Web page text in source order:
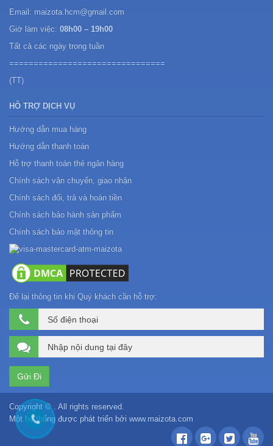
Email: maizota.hcm@gmail.com
Giờ làm việc: 08h00 – 19h00
Tất cả các ngày trong tuần
================================
(TT)
HỖ TRỢ DỊCH VỤ
Hướng dẫn mua hàng
Hướng dẫn thanh toán
Hỗ trợ thanh toán thẻ ngân hàng
Chính sách vận chuyển, giao nhận
Chính sách đổi, trả và hoàn tiền
Chính sách bảo hành sản phẩm
Chính sách bảo mật thông tin
Để lại thông tin khi Quý khách cần hỗ trợ:
Copyright © . All rights reserved.
Một hệ thống được phát triển bởi www.maizota.com